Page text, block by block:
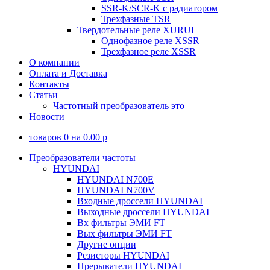
SSR-K/SCR-K с радиатором
Трехфазные TSR
Твердотельные реле XURUI
Однофазное реле XSSR
Трехфазное реле XSSR
О компании
Оплата и Доставка
Контакты
Статьи
Частотный преобразователь это
Новости
товаров 0 на 0.00 p
Преобразователи частоты
HYUNDAI
HYUNDAI N700E
HYUNDAI N700V
Входные дроссели HYUNDAI
Выходные дроссели HYUNDAI
Вх фильтры ЭМИ FT
Вых фильтры ЭМИ FT
Другие опции
Резисторы HYUNDAI
Прерыватели HYUNDAI